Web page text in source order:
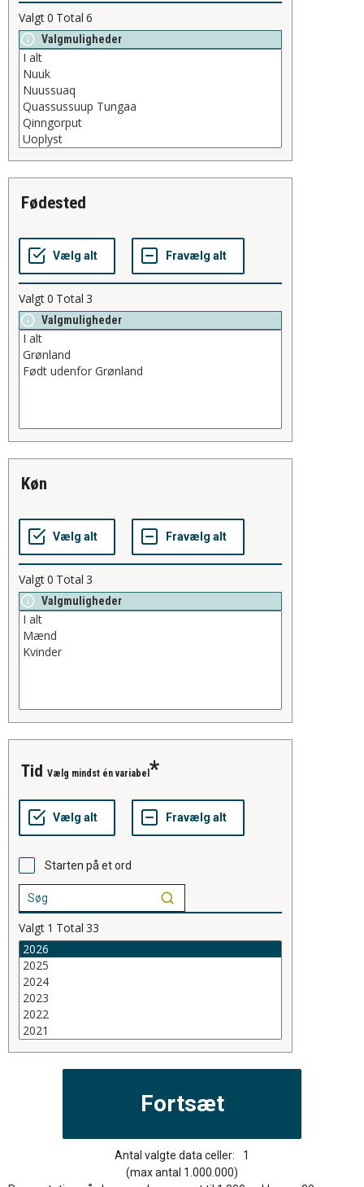
Valgt0 Total 6
Valgmuligheder
fødested
Valgt0 Total 3
Valgmuligheder
køn
Valgt0 Total 3
Valgmuligheder
tid Vælg mindst én variabel
Starten på et ord
Valgt 1 Total 33
Antal valgte data celler:
1
(max antal 1.000.000)